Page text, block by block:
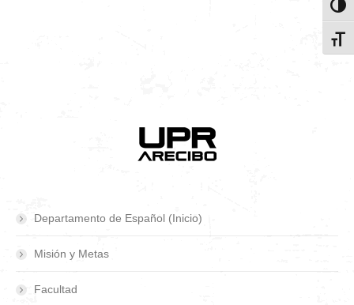
Departamento de Español (Inicio)
Misión y Metas
Facultad